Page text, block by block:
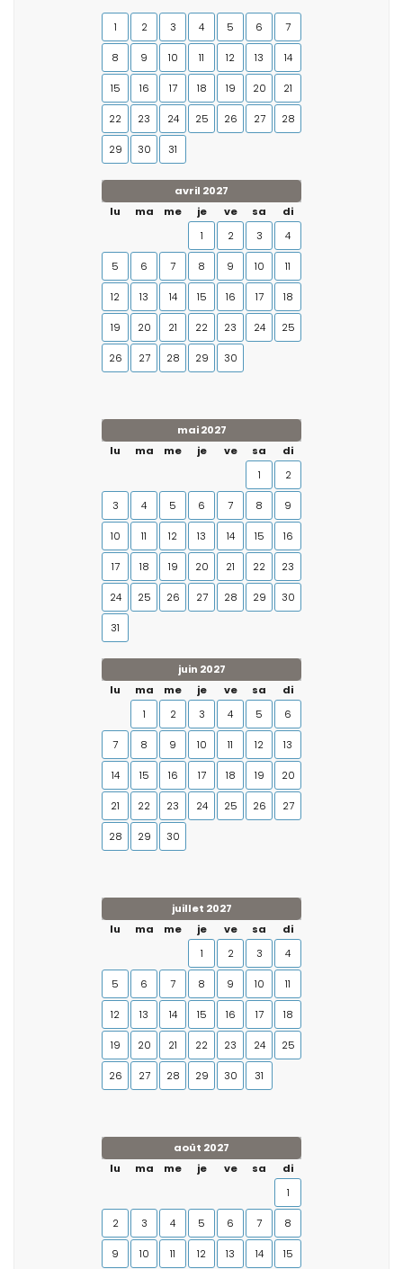
1 2 3 4 5 6 7
8 9 10 11 12 13 14
15 16 17 18 19 20 21
22 23 24 25 26 27 28
29 30 31
avril 2027
lu
ma me je ve sa
di
1
2 3 4
5 6 7 8 9 10 11
12 13 14 15 16 17 18
19 20 21 22 23 24 25
26 27 28 29 30
mai 2027
lu
ma me je ve sa
di
1
2
3 4 5 6 7 8 9
10 11 12 13 14 15 16
17 18 19 20 21 22 23
24 25 26 27 28 29 30
31
juin 2027
lu
ma me je ve sa
di
1
2 3 4 5 6
7 8 9 10 11 12 13
14 15 16 17 18 19 20
21 22 23 24 25 26 27
28 29 30
juillet 2027
lu
ma me je ve sa
di
1
2 3 4
5 6 7 8 9 10 11
12 13 14 15 16 17 18
19 20 21 22 23 24 25
26 27 28 29 30 31
août 2027
lu
ma me je ve sa
di
1
2 3 4 5 6 7 8
9 10 11 12 13 14 15